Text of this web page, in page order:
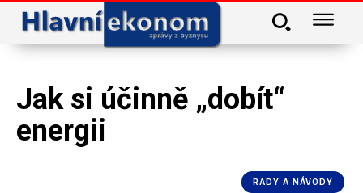
Jak si účinně „dobít“
energii
RADY A NÁVODY